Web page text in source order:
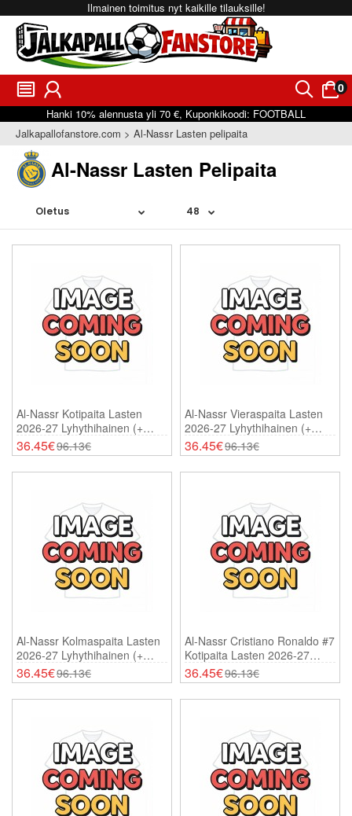
Ilmainen toimitus nyt kaikille tilauksille!
󰂩 󰃳 󰂨 0
󰃠
Hanki 10% alennusta yli 70 €, Kuponkikoodi: FOOTBALL
Jalkapallofanstore.com
Al-Nassr Lasten pelipaita
Al-Nassr Lasten Pelipaita
Al-Nassr Kotipaita Lasten
2026-27 Lyhythihainen (+
Shortsit)
36.45€96.13€
Al-Nassr Vieraspaita Lasten
2026-27 Lyhythihainen (+
Shortsit)
36.45€96.13€
Al-Nassr Kolmaspaita Lasten
2026-27 Lyhythihainen (+
Shortsit)
36.45€96.13€
Al-Nassr Cristiano Ronaldo #7
Kotipaita Lasten 2026-27
Lyhythihainen (+ Shortsit)
36.45€96.13€